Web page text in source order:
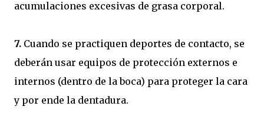
acumulaciones excesivas de grasa corporal.
7. Cuando se practiquen deportes de contacto, se
deberán usar equipos de protección externos e
internos (dentro de la boca) para proteger la cara
y por ende la dentadura.